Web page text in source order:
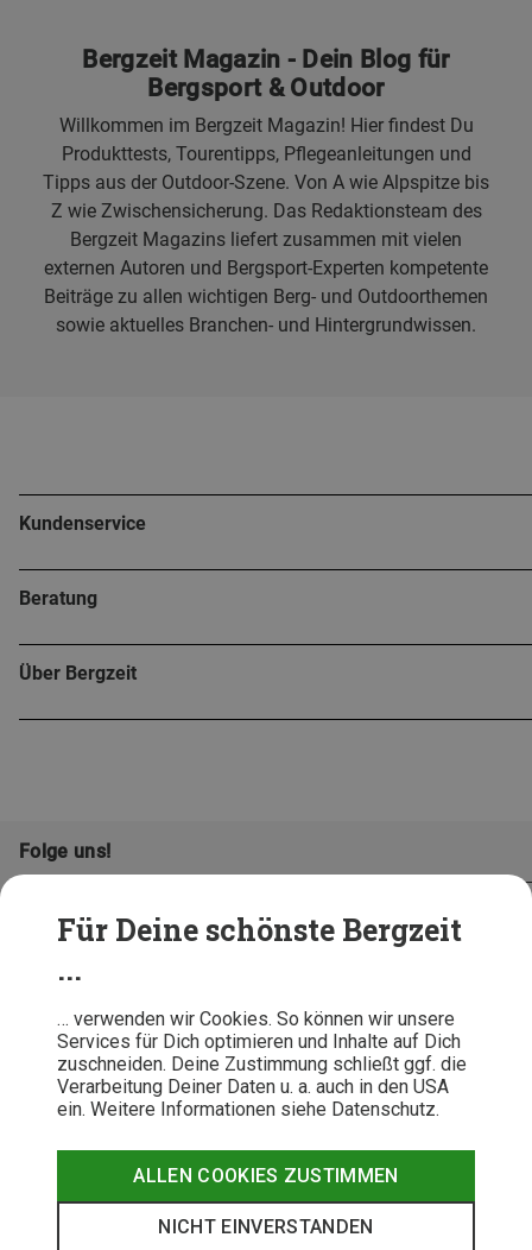
Für Deine schönste Bergzeit
...
… verwenden wir Cookies. So können wir unsere
Services für Dich optimieren und Inhalte auf Dich
zuschneiden. Deine Zustimmung schließt ggf. die
Verarbeitung Deiner Daten u. a. auch in den USA
ein. Weitere Informationen siehe Datenschutz.
ALLEN COOKIES ZUSTIMMEN
NICHT EINVERSTANDEN
Bergzeit Magazin - Dein Blog für
Bergsport & Outdoor
Willkommen im Bergzeit Magazin! Hier findest Du
Produkttests, Tourentipps, Pflegeanleitungen und
Tipps aus der Outdoor-Szene. Von A wie Alpspitze bis
Z wie Zwischensicherung. Das Redaktionsteam des
Bergzeit Magazins liefert zusammen mit vielen
externen Autoren und Bergsport-Experten kompetente
Beiträge zu allen wichtigen Berg- und Outdoorthemen
sowie aktuelles Branchen- und Hintergrundwissen.
Kundenservice
Beratung
Über Bergzeit
Folge uns!
© 2026 Bergzeit GmbH © Bergsport, Outdoor & Trekking Shop